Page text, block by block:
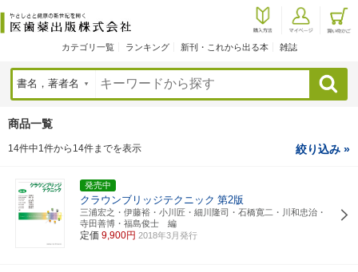
カテゴリ一覧 ランキング 新刊・これから出る本 雑誌
検索
商品一覧
14件中1件から14件までを表示 絞り込み »
発売中
クラウンブリッジテクニック 第2版
三浦宏之・伊藤裕・小川匠・細川隆司・石橋寛二・川和忠治・
寺田善博・福島俊士 編
定価 9,900円 2018年3月発行